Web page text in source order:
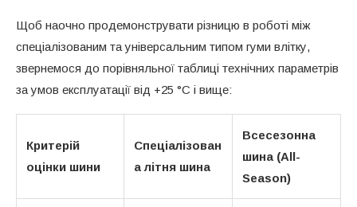
Щоб наочно продемонструвати різницю в роботі між
спеціалізованим та універсальним типом гуми влітку,
звернемося до порівняльної таблиці технічних параметрів
за умов експлуатації від +25 °C і вище:
Критерій
оцінки шини
Спеціалізован
а літня шина
Всесезонна
шина (All-
Season)